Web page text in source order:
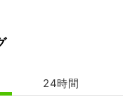
24時間